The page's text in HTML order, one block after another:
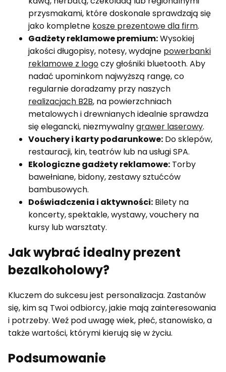
przysmakami, które doskonale sprawdzają się
jako kompletne kosze prezentowe dla firm.
Gadżety reklamowe premium:Wysokiej
jakości długopisy, notesy, wydajne powerbanki
reklamowe z logoczy głośniki bluetooth. Aby
nadać upominkom najwyższą rangę, co
regularnie doradzamy przy naszych
realizacjach B2B, na powierzchniach
metalowych i drewnianych idealnie sprawdza
się elegancki, niezmywalnygrawer laserowy.
Vouchery i karty podarunkowe: Do sklepów,
restauracji, kin, teatrów lub na usługi SPA.
Ekologiczne gadżety reklamowe: Torby
bawełniane, bidony, zestawy sztućców
bambusowych.
Doświadczenia i aktywności: Bilety na
koncerty, spektakle, wystawy, vouchery na
kursy lub warsztaty.
Jak wybrać idealny prezent
bezalkoholowy?
Kluczem do sukcesu jest personalizacja. Zastanów
się, kim są Twoi odbiorcy, jakie mają zainteresowania
i potrzeby. Weź pod uwagę wiek, płeć, stanowisko, a
także wartości, którymi kierują się w życiu.
Podsumowanie